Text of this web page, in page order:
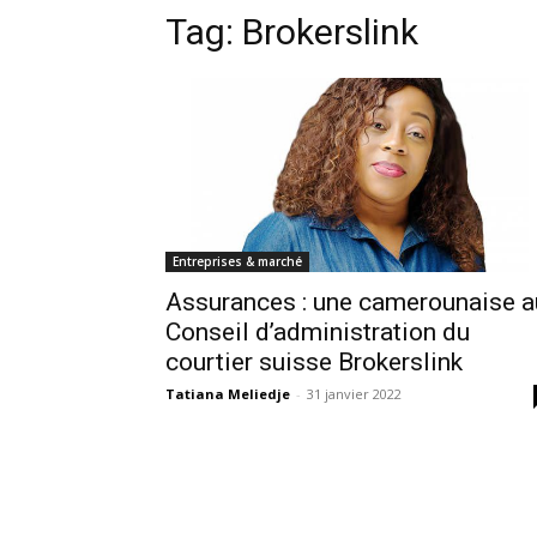
Tag: Brokerslink
Entreprises & marché
Assurances : une camerounaise
Conseil d’administration du
courtier suisse Brokerslink
Tatiana Meliedje - 31 janvier 2022